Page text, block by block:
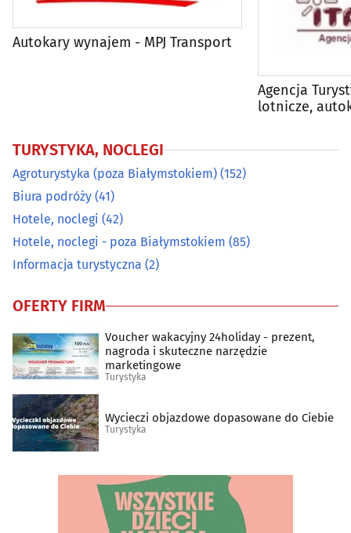
Autokary wynajem - MPJ Transport
Agencja
lotnicze,
TURYSTYKA, NOCLEGI
Agroturystyka (poza Białymstokiem) (152)
Biura podróży (41)
Hotele, noclegi (42)
Hotele, noclegi - poza Białymstokiem (85)
Informacja turystyczna (2)
OFERTY FIRM
Voucher wakacyjny 24holiday - prezent,
nagroda i skuteczne narzędzie
marketingowe
Turystyka
Wycieczi objazdowe dopasowane do Ciebie
Turystyka